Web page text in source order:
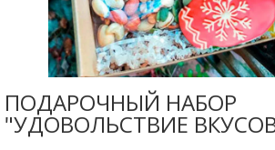
ПОДАРОЧНЫЙ НАБОР
"УДОВОЛЬСТВИЕ